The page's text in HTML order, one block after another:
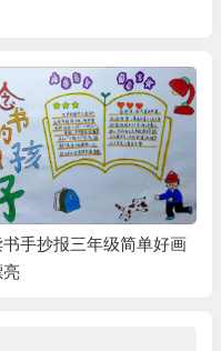
草人手抄报三年级简单